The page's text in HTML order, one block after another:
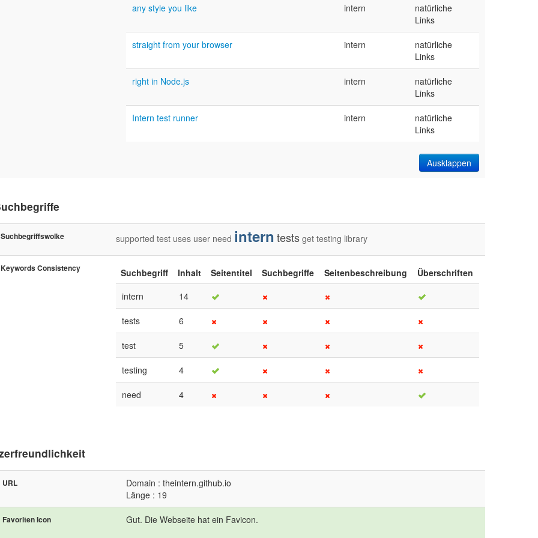
any style you like intern
natürliche
Links
straight from your browser intern
natürliche
Links
right in Node.js intern
natürliche
Links
Intern test runner intern
natürliche
Links
Ausklappen
Suchbegriffswolke supported test uses user need intern tests get testing library
Keywords Consistency Suchbegriff Inhalt Seitentitel Suchbegriffe Seitenbeschreibung
Überschriften
intern
14
tests 6
test 5
testing 4
need 4
URL
Domain : theintern.github.io
Länge : 19
Favoriten Icon Gut. Die Webseite hat ein Favicon.